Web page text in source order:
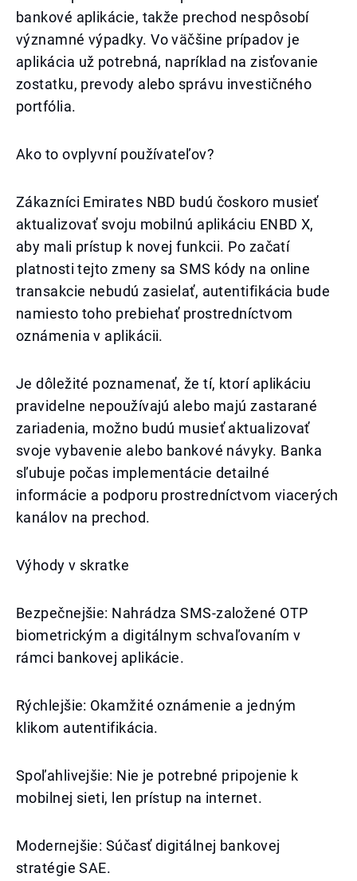
bankové aplikácie, takže prechod nespôsobí
významné výpadky. Vo väčšine prípadov je
aplikácia už potrebná, napríklad na zisťovanie
zostatku, prevody alebo správu investičného
portfólia.
Ako to ovplyvní používateľov?
Zákazníci Emirates NBD budú čoskoro musieť
aktualizovať svoju mobilnú aplikáciu ENBD X,
aby mali prístup k novej funkcii. Po začatí
platnosti tejto zmeny sa SMS kódy na online
transakcie nebudú zasielať, autentifikácia bude
namiesto toho prebiehať prostredníctvom
oznámenia v aplikácii.
Je dôležité poznamenať, že tí, ktorí aplikáciu
pravidelne nepoužívajú alebo majú zastarané
zariadenia, možno budú musieť aktualizovať
svoje vybavenie alebo bankové návyky. Banka
sľubuje počas implementácie detailné
informácie a podporu prostredníctvom viacerých
kanálov na prechod.
Výhody v skratke
Bezpečnejšie: Nahrádza SMS-založené OTP
biometrickým a digitálnym schvaľovaním v
rámci bankovej aplikácie.
Rýchlejšie: Okamžité oznámenie a jedným
klikom autentifikácia.
Spoľahlivejšie: Nie je potrebné pripojenie k
mobilnej sieti, len prístup na internet.
Modernejšie: Súčasť digitálnej bankovej
stratégie SAE.